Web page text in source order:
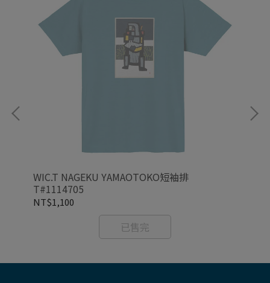
WIC.T NAGEKU YAMAOTOKO短袖排
T#1114705
NT$1,100
已售完